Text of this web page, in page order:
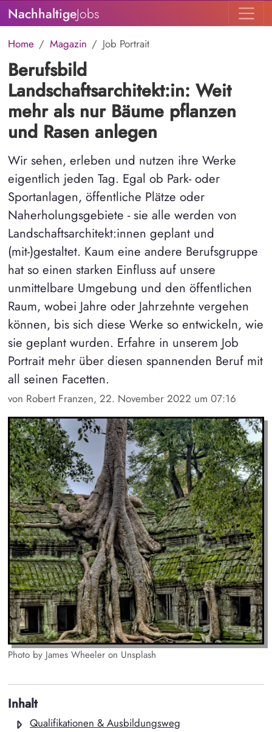
NachhaltigeJobs
Home Magazin Job Portrait
Berufsbild
Landschaftsarchitekt:in: Weit
mehr als nur Bäume pflanzen
und Rasen anlegen
Wir sehen, erleben und nutzen ihre Werke
eigentlich jeden Tag. Egal ob Park- oder
Sportanlagen, öffentliche Plätze oder
Naherholungsgebiete - sie alle werden von
Landschaftsarchitekt:innen geplant und
(mit-)gestaltet. Kaum eine andere Berufsgruppe
hat so einen starken Einfluss auf unsere
unmittelbare Umgebung und den öffentlichen
Raum, wobei Jahre oder Jahrzehnte vergehen
können, bis sich diese Werke so entwickeln, wie
sie geplant wurden. Erfahre in unserem Job
Portrait mehr über diesen spannenden Beruf mit
all seinen Facetten.
von Robert Franzen, 22. November 2022 um 07:16
Photo by James Wheeler on Unsplash
Inhalt
Qualifikationen & Ausbildungsweg